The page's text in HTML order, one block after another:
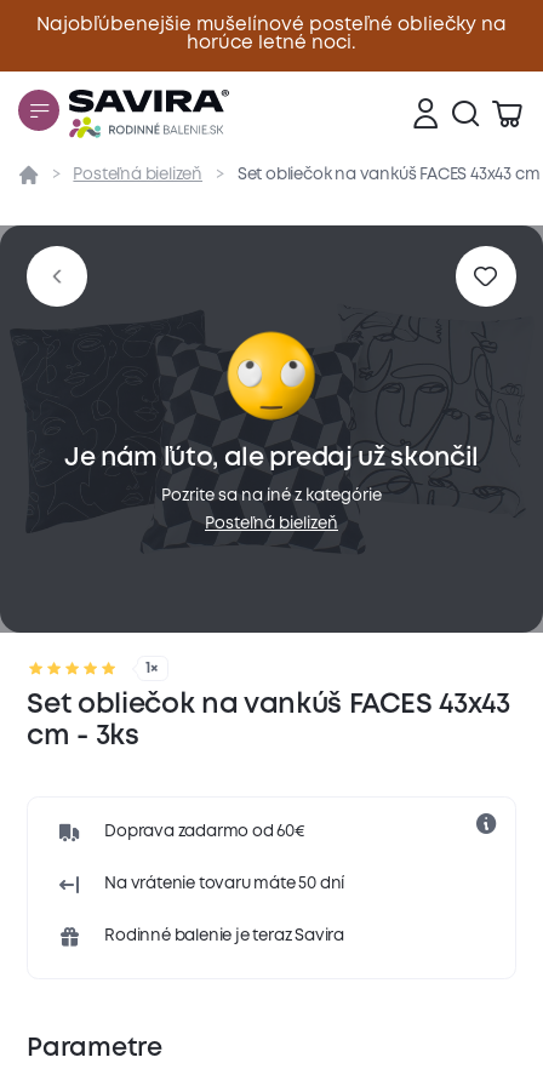
Najobľúbenejšie mušelínové posteľné obliečky na
horúce letné noci.
Zavrieť
Prehľad Parametre Popis produktu
Posteľná bielizeň Set obliečok na vankúš FACES 43x43 cm
1×
Set obliečok na vankúš FACES 43x43
cm - 3ks
Doprava zadarmo od 60€
Na vrátenie tovaru máte 50 dní
Rodinné balenie je teraz Savira
Je nám ľúto, ale predaj už skončil
Pozrite sa na iné z kategórie
Posteľná bielizeň
Parametre